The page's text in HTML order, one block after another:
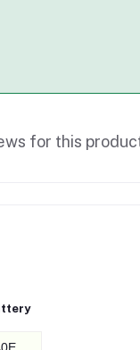
for this